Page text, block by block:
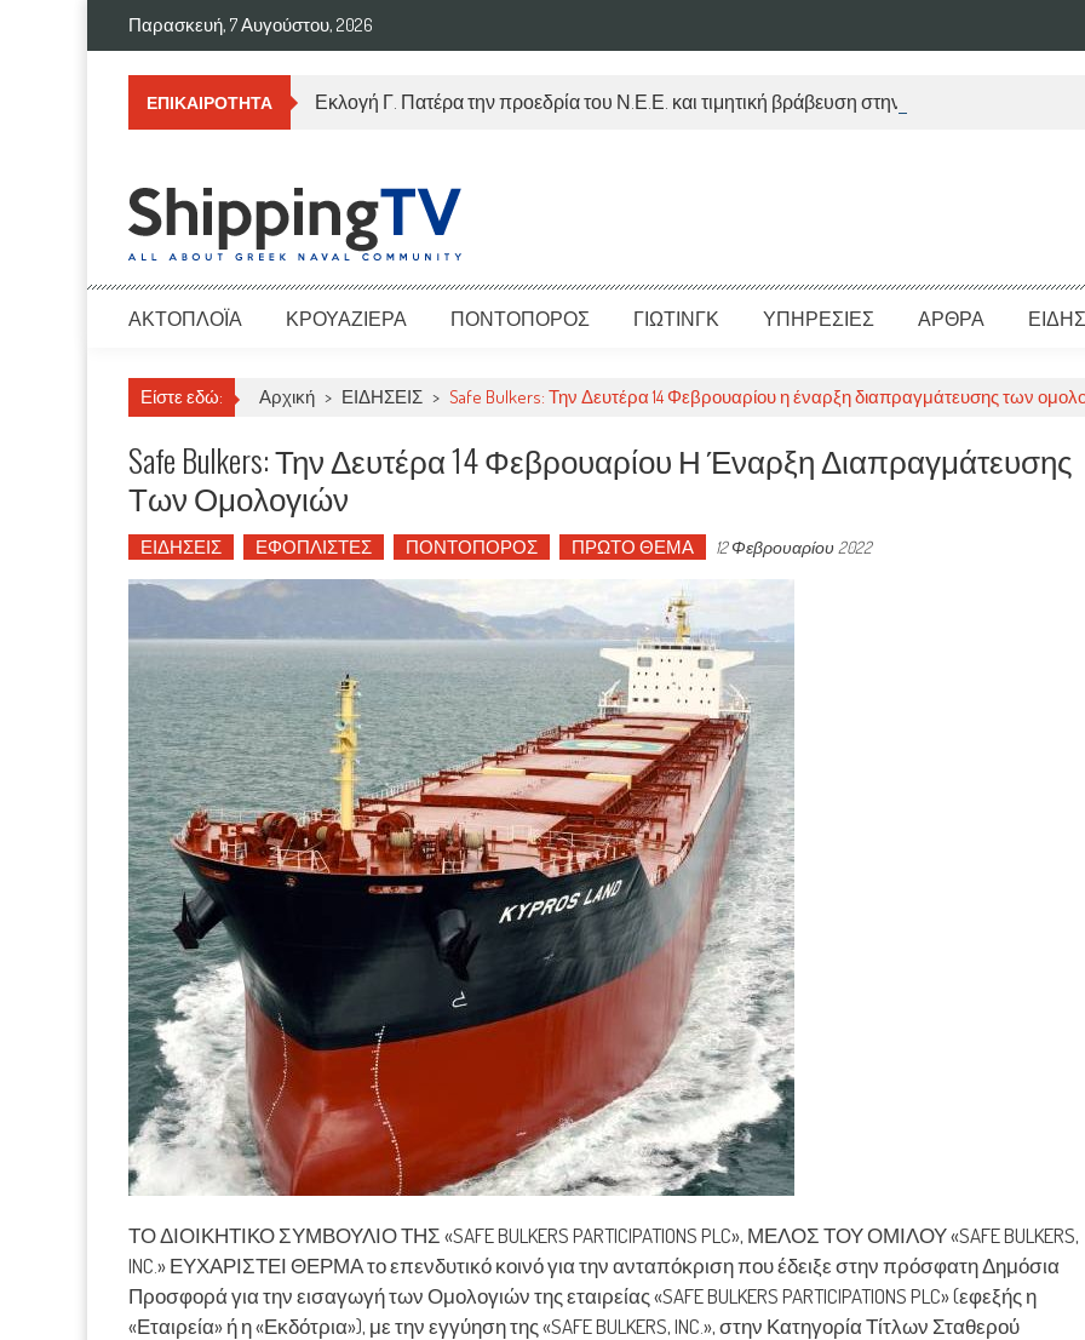
Παρασκευή, 7 Αυγούστου, 2026
ΕΠΙΚΑΙΡΌΤΗΤΑ Εκλογή Γ. Πατέρα την προεδρία του Ν.Ε.Ε. και τιμητική βράβευση στην Μ. Τραυλού
ShippingTV
ΑΚΤΟΠΛΟΪΑ ΚΡΟΥΑΖΙΕΡΑ ΠΟΝΤΟΠΟΡΟΣ ΓΙΩΤΙΝΓΚ ΥΠΗΡΕΣΙΕΣ ΑΡΘΡΑ
Είστε εδώ: Αρχική > ΕΙΔΗΣΕΙΣ > Safe Bulkers: Την Δευτέρα 14 Φεβρουαρίου η έναρξη διαπραγμάτευσης των
Safe Bulkers: Την Δευτέρα 14 Φεβρουαρίου Η Έναρξη Διαπραγμάτευσης
Των Ομολογιών
ΕΙΔΗΣΕΙΣ ΕΦΟΠΛΙΣΤΕΣ ΠΟΝΤΟΠΟΡΟΣ ΠΡΩΤΟ ΘΕΜΑ 12 Φεβρουαρίου 2022
ΤΟ ΔΙΟΙΚΗΤΙΚΟ ΣΥΜΒΟΥΛΙΟ ΤΗΣ «SAFE BULKERS PARTICIPATIONS PLC», ΜΕΛΟΣ ΤΟΥ ΟΜΙΛΟΥ «SAFE BULKERS,
INC.» ΕΥΧΑΡΙΣΤΕΙ ΘΕΡΜΑ το επενδυτικό κοινό για την ανταπόκριση που έδειξε στην πρόσφατη Δημόσια
Προσφορά για την εισαγωγή των Ομολογιών της εταιρείας «SAFE BULKERS PARTICIPATIONS PLC» (εφεξής η
«Εταιρεία» ή η «Εκδότρια»), με την εγγύηση της «SAFE BULKERS, INC.», στην Κατηγορία Τίτλων Σταθερού